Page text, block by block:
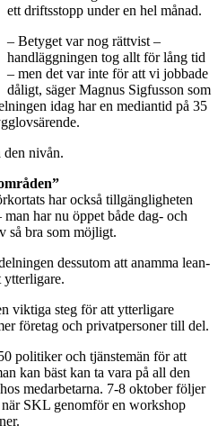
ett driftsstopp under en hel månad.
– Betyget var nog rättvist –
handläggningen tog allt för lång tid
– men det var inte för att vi jobbade
dåligt, säger Magnus Sigfusson som
idag har en mediantid på 35
nivån.
har också tillgängligheten
har nu öppet både dag- och
så bra som möjligt.
dessutom att anamma lean-
ytterligare.
viktiga steg för att ytterligare
företag och privatpersoner till del.
politiker och tjänstemän för att
kan bäst kan ta vara på all den
medarbetarna. 7-8 oktober följer
SKL genomför en workshop